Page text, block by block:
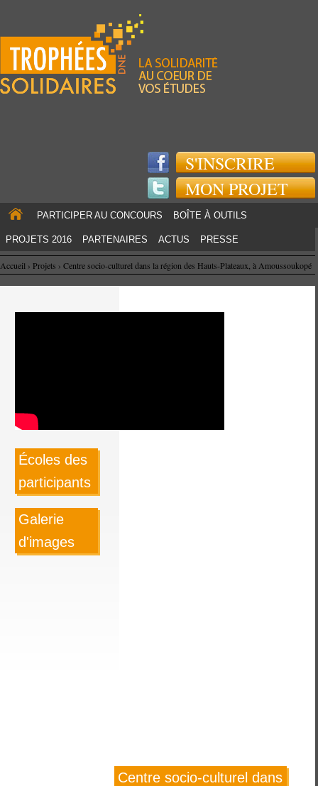
S'INSCRIRE
MON PROJET
PARTICIPER AU CONCOURS BOÎTE À OUTILS
PROJETS 2016 PARTENAIRES ACTUS PRESSE
Accueil › Projets › Centre socio-culturel dans la région des Hauts-Plateaux, à Amoussoukopé
Écoles des
participants
Galerie
d'images
Centre socio-culturel dans